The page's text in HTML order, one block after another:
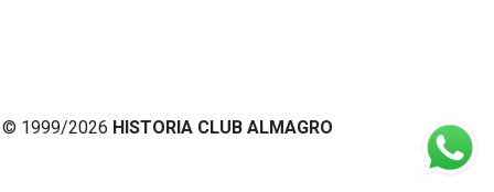
© 1999/2026 HISTORIA CLUB ALMAGRO